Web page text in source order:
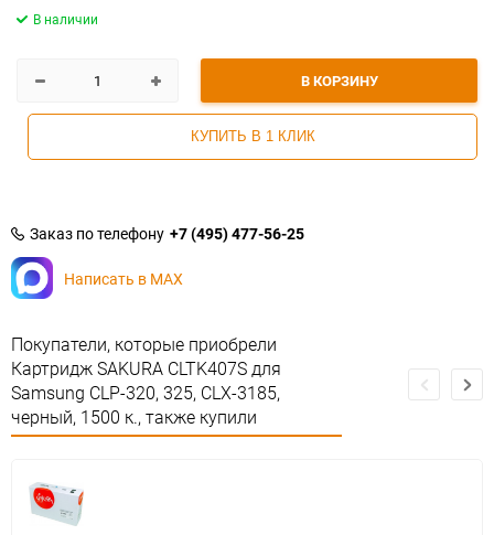
В КОРЗИНУ
КУПИТЬ В 1 КЛИК
В наличии
Заказ по телефону +7 (495) 477-56-25
Написать в MAX
Покупатели, которые приобрели
Картридж SAKURA CLTK407S для
Samsung CLP-320, 325, CLX-3185,
черный, 1500 к., также купили